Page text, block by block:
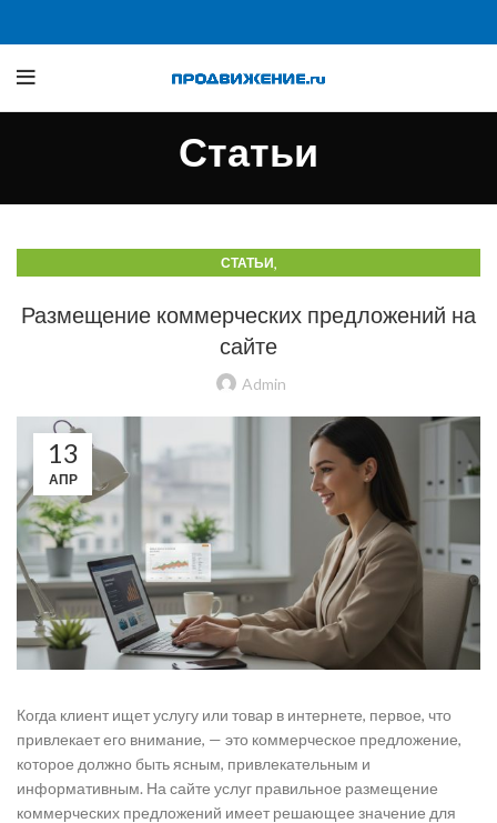
Статьи
СТАТЬИ,
Размещение коммерческих предложений на
сайте
Admin
13
АПР
Когда клиент ищет услугу или товар в интернете, первое, что
привлекает его внимание, — это коммерческое предложение,
которое должно быть ясным, привлекательным и
информативным. На сайте услуг правильное размещение
коммерческих предложений имеет решающее значение для